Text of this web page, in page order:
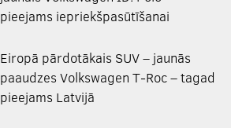
pieejams iepriekšpasūtīšanai
Eiropā pārdotākais SUV – jaunās
paaudzes Volkswagen T-Roc – tagad
pieejams Latvijā